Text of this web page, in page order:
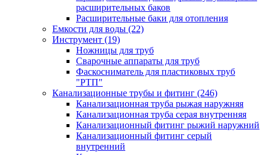
расширительных баков
Расширительные баки для отопления
Емкости для воды (22)
Инструмент (19)
Ножницы для труб
Сварочные аппараты для труб
Фаскосниматель для пластиковых труб
"РТП"
Канализационные трубы и фитинг (246)
Канализационная труба рыжая наружняя
Канализационная труба серая внутренняя
Канализационный фитинг рыжий наружний
Канализационный фитинг серый
внутренний